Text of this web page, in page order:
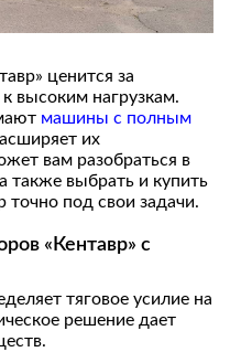
ценится за
к высоким нагрузкам.
машины с полным
их
вам разобраться в
также выбрать и купить
под свои задачи.
«Кентавр» с
тяговое усилие на
решение дает